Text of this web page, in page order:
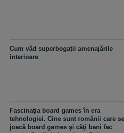
Cum văd superbogaţii amenajările
interioare
Fascinaţia board games în era
tehnologiei. Cine sunt românii care se
joacă board games şi câţi bani fac